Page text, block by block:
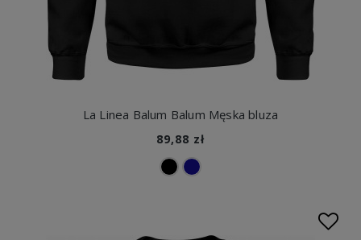
La Linea Balum Balum Męska bluza
89,88 zł